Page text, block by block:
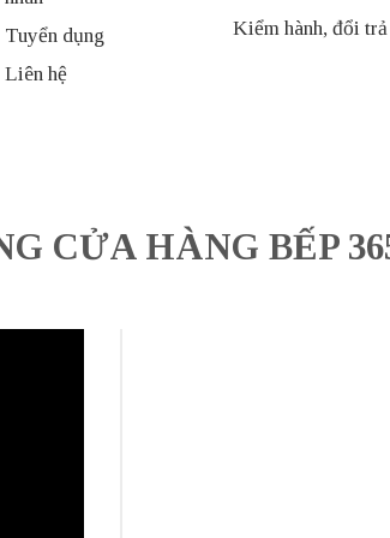
Tuyển dụng
Liên hệ
Kiểm hành, đổi trả
CỬA HÀNG BẾP